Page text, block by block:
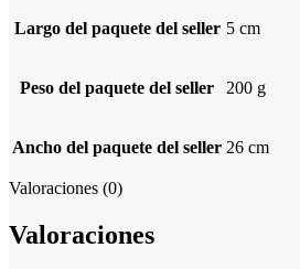
Largo del paquete del seller 5 cm
Peso del paquete del seller 200 g
Ancho del paquete del seller 26 cm
Valoraciones (0)
Valoraciones